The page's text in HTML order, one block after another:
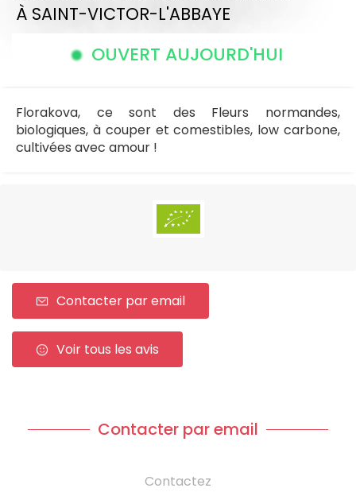
À SAINT-VICTOR-L'ABBAYE
OUVERT AUJOURD'HUI
Florakova, ce sont des Fleurs normandes,
biologiques, à couper et comestibles, low carbone,
cultivées avec amour !
Contacter par email
Voir tous les avis
Contacter par email
Contactez